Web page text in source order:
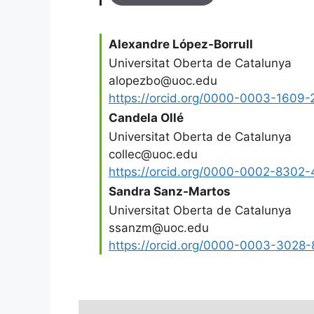
Alexandre López-Borrull
Universitat Oberta de Catalunya
alopezbo@uoc.edu
https://orcid.org/0000-0003-1609-
Candela Ollé
Universitat Oberta de Catalunya
collec@uoc.edu
https://orcid.org/0000-0002-8302-
Sandra Sanz-Martos
Universitat Oberta de Catalunya
ssanzm@uoc.edu
https://orcid.org/0000-0003-3028-